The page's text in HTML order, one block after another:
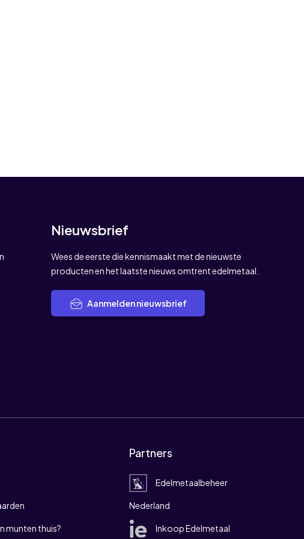
Nieuwsbrief
Wees de eerste die kennismaakt met de nieuwste
producten en het laatste nieuws omtrent edelmetaal.
Aanmelden nieuwsbrief
munten thuis?
Partners
Edelmetaalbeheer
Nederland
Inkoop Edelmetaal